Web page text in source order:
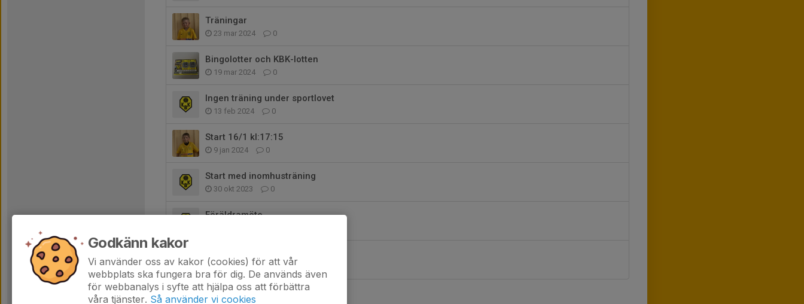
Träningar
23 mar 2024 0
Bingolotter och KBK-lotten
19 mar 2024 0
Ingen träning under sportlovet
13 feb 2024 0
Start 16/1 kl:17:15
9 jan 2024 0
Start med inomhusträning
30 okt 2023 0
Föräldramöte
17 okt 2023 0
Godkänn kakor
Vi använder oss av kakor (cookies) för att vår
webbplats ska fungera bra för dig. De används även
för webbanalys i syfte att hjälpa oss att förbättra
våra tjänster. Så använder vi cookies